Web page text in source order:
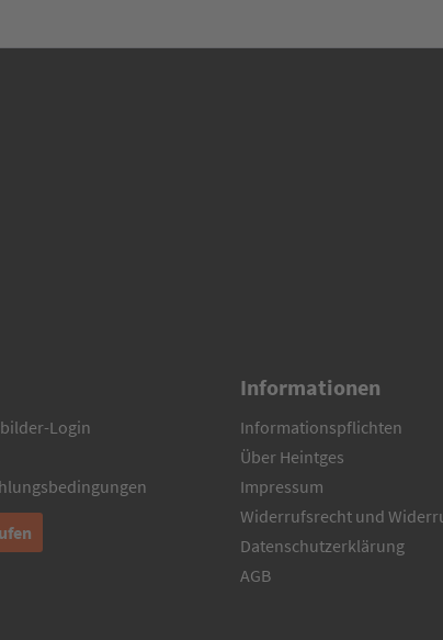
Login
Informationen
Informationspflichten
Über Heintges
Impressum
Widerrufsrecht und
Datenschutzerklärung
AGB